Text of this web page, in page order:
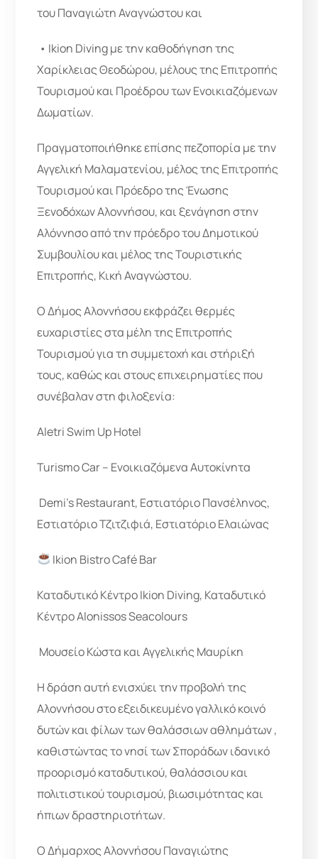
του Παναγιώτη Αναγνώστου και
• Ikion Diving με την καθοδήγηση της
Χαρίκλειας Θεοδώρου, μέλους της Επιτροπής
Τουρισμού και Προέδρου των Ενοικιαζόμενων
Δωματίων.
Πραγματοποιήθηκε επίσης πεζοπορία με την
Αγγελική Μαλαματενίου, μέλος της Επιτροπής
Τουρισμού και Πρόεδρο της Ένωσης
Ξενοδόχων Αλοννήσου, και ξενάγηση στην
Αλόννησο από την πρόεδρο του Δημοτικού
Συμβουλίου και μέλος της Τουριστικής
Επιτροπής, Κική Αναγνώστου.
Ο Δήμος Αλοννήσου εκφράζει θερμές
ευχαριστίες στα μέλη της Επιτροπής
Τουρισμού για τη συμμετοχή και στήριξή
τους, καθώς και στους επιχειρηματίες που
συνέβαλαν στη φιλοξενία:
Aletri Swim Up Hotel
Turismo Car – Ενοικιαζόμενα Αυτοκίνητα
️ Demi’s Restaurant, Εστιατόριο Πανσέληνος,
Εστιατόριο Τζιτζιφιά, Εστιατόριο Ελαιώνας
Ikion Bistro Café Bar
Καταδυτικό Κέντρο Ikion Diving, Καταδυτικό
Κέντρο Alonissos Seacolours
️ Μουσείο Κώστα και Αγγελικής Μαυρίκη
Η δράση αυτή ενισχύει την προβολή της
Αλοννήσου στο εξειδικευμένο γαλλικό κοινό
δυτών και φίλων των θαλάσσιων αθλημάτων ,
καθιστώντας το νησί των Σποράδων ιδανικό
προορισμό καταδυτικού, θαλάσσιου και
πολιτιστικού τουρισμού, βιωσιμότητας και
ήπιων δραστηριοτήτων.
Ο Δήμαρχος Αλοννήσου Παναγιώτης